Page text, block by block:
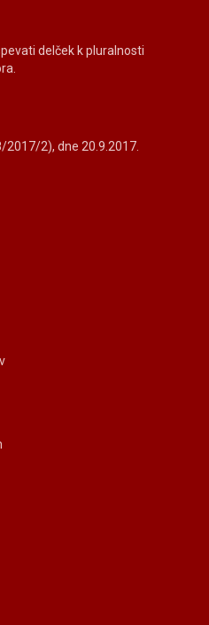
delček k pluralnosti
2), dne 20.9.2017.